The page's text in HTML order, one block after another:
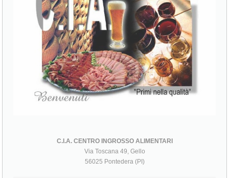
C.I.A. CENTRO INGROSSO ALIMENTARI
Via Toscana 49, Gello
56025 Pontedera (PI)